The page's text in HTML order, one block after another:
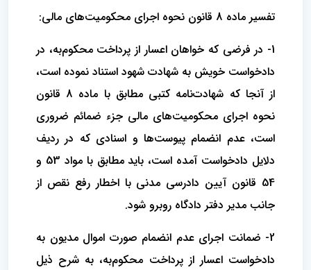
تفسیر ماده 8 قانون نحوه اجرای محکومیت‌های مالی:
1- در فرضی که خواهان اعسار از پرداخت محکوم‌به، در
دادخواست خویش به شهادت شهود استناد نموده است،
از آنجا که شهادت‌نامه کتبی مطابق با ماده 8 قانون
نحوه اجرای محکومیت‌های مالی جزء ضمائم ضروری
است، عدم انضمام پیوست‌ها و اسنادی که در ردیف
دلایل دادخواست آمده است، باید مطابق با مواد 53 و
54 قانون آیین دادرسی مدنی با اخطار رفع نقص از
جانب مدیر دفتر دادگاه روبرو شود.
2- ضمانت اجرای عدم انضمام صورت اموال مدیون به
دادخواست اعسار از پرداخت محکوم‌به، به شرح ذیل